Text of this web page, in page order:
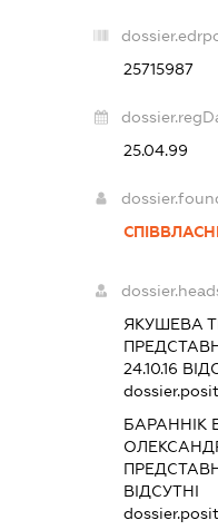
25715987
25.04.99
ЯКУШЕВА
24.10.16
БАРАННІК
ВІДСУТНІ